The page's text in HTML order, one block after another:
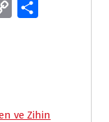
ive Zihin